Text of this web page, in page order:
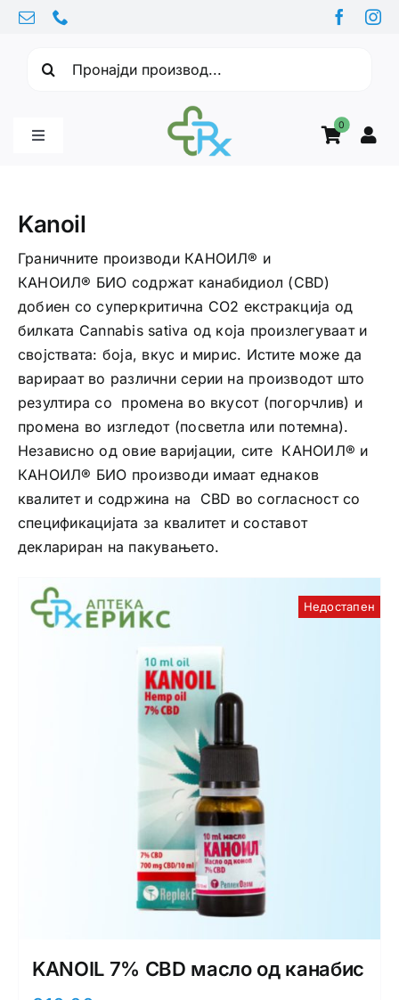
Skip
content
0
Toggle
Витамини
Здравје
Интимно здравје
Медицински апрати
Нега на кожа
Kanoil
Граничните производи КАНОИЛ® и
КАНОИЛ® БИО содржат канабидиол (CBD)
добиен со суперкритична CO2 екстракција од
билката Cannabis sativa од која произлегуваат и
својствата: боја, вкус и мирис. Истите може да
варираат во различни серии на производот што
резултира со промена во вкусот (погорчлив) и
промена во изгледот (посветла или потемна).
Независно од овие варијации, сите КАНОИЛ® и
КАНОИЛ® БИО производи имаат еднаков
квалитет и содржина на CBD во согласност со
спецификацијата за квалитет и составот
деклариран на пакувањето.
Недостапен
KANOIL 7% CBD масло од канабис